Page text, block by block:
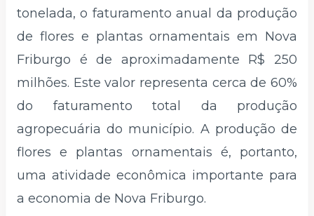
tonelada, o faturamento anual da produção
de flores e plantas ornamentais em Nova
Friburgo é de aproximadamente R$ 250
milhões. Este valor representa cerca de 60%
do faturamento total da produção
agropecuária do município. A produção de
flores e plantas ornamentais é, portanto,
uma atividade econômica importante para
a economia de Nova Friburgo.